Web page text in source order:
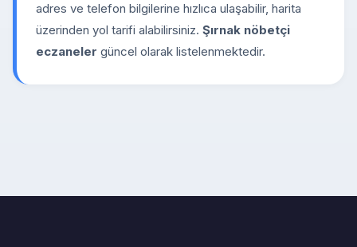
adres ve telefon bilgilerine hızlıca ulaşabilir, harita
üzerinden yol tarifi alabilirsiniz. Şırnak nöbetçi
eczaneler güncel olarak listelenmektedir.